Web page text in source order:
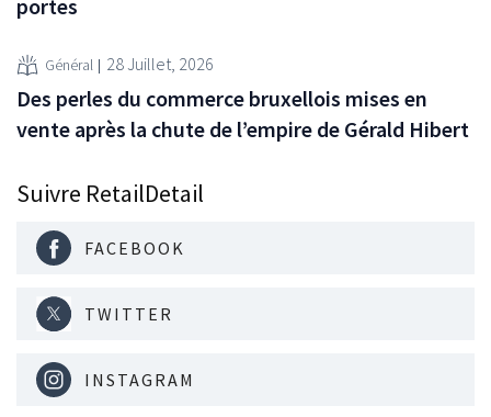
portes
Général 28 Juillet, 2026
Des perles du commerce bruxellois mises en
vente après la chute de l’empire de Gérald Hibert
Suivre RetailDetail
FACEBOOK
TWITTER
INSTAGRAM